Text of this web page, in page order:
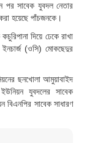
পর সাবেক যুবদল নেতার
হয়েছে পাঁচজনকে।
দিয়ে ঢেকে রাখা
(ওসি) মোকছেদুর
ছনখোলা আমুয়াবাইদ
যুবদলের সাবেক
বিএনপির সাবেক সাধারণ